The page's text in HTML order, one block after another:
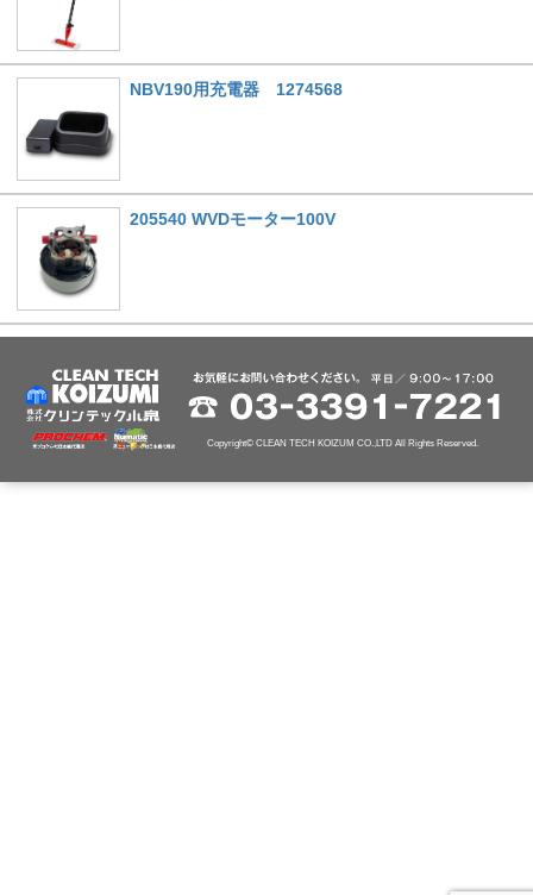
NBV190用充電器 1274568
205540 WVDモーター100V
Copyright© CLEAN TECH KOIZUM CO.,LTD All Rights Reserved.